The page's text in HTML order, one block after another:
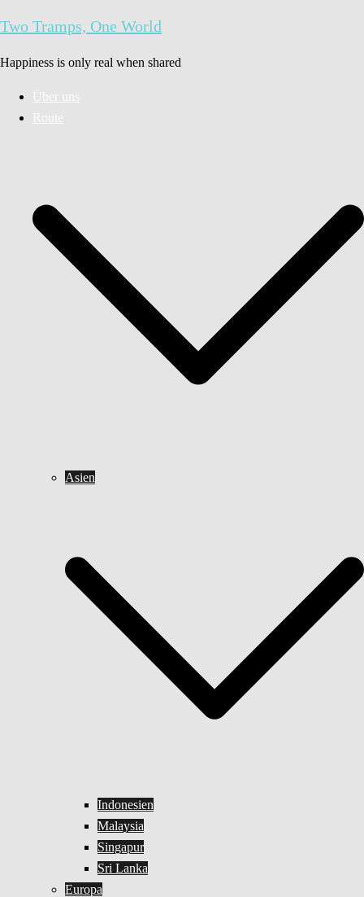
Inhalt
Two Tramps, One World
Happiness is only real when shared
Über uns
Route
Asien
Indonesien
Malaysia
Singapur
Sri Lanka
Europa